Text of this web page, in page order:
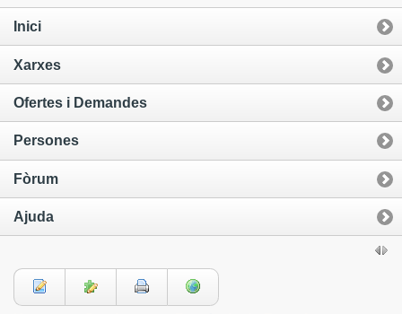
Inici
Xarxes
Ofertes i Demandes
Persones
Fòrum
Ajuda